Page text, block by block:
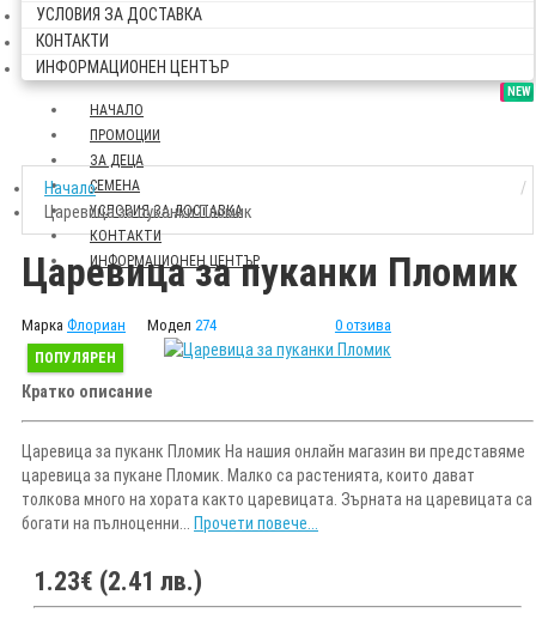
УСЛОВИЯ ЗА ДОСТАВКА
КОНТАКТИ
ИНФОРМАЦИОНЕН ЦЕНТЪР
НАЧАЛО
SALE
ПРОМОЦИИ
NEW
ЗА ДЕЦА
СЕМЕНА
УСЛОВИЯ ЗА ДОСТАВКА
КОНТАКТИ
ИНФОРМАЦИОНЕН ЦЕНТЪР
Начало
Царевица за пуканки Пломик
Царевица за пуканки Пломик
Марка Флориан Модел 274 0 отзива
ПОПУЛЯРЕН
Кратко описание
Царевица за пуканк Пломик На нашия онлайн магазин ви представяме
царевица за пукане Пломик. Малко са растенията, които дават
толкова много на хората както царевицата. Зърната на царевицата са
богати на пълноценни... Прочети повече...
1.23€ (2.41 лв.)